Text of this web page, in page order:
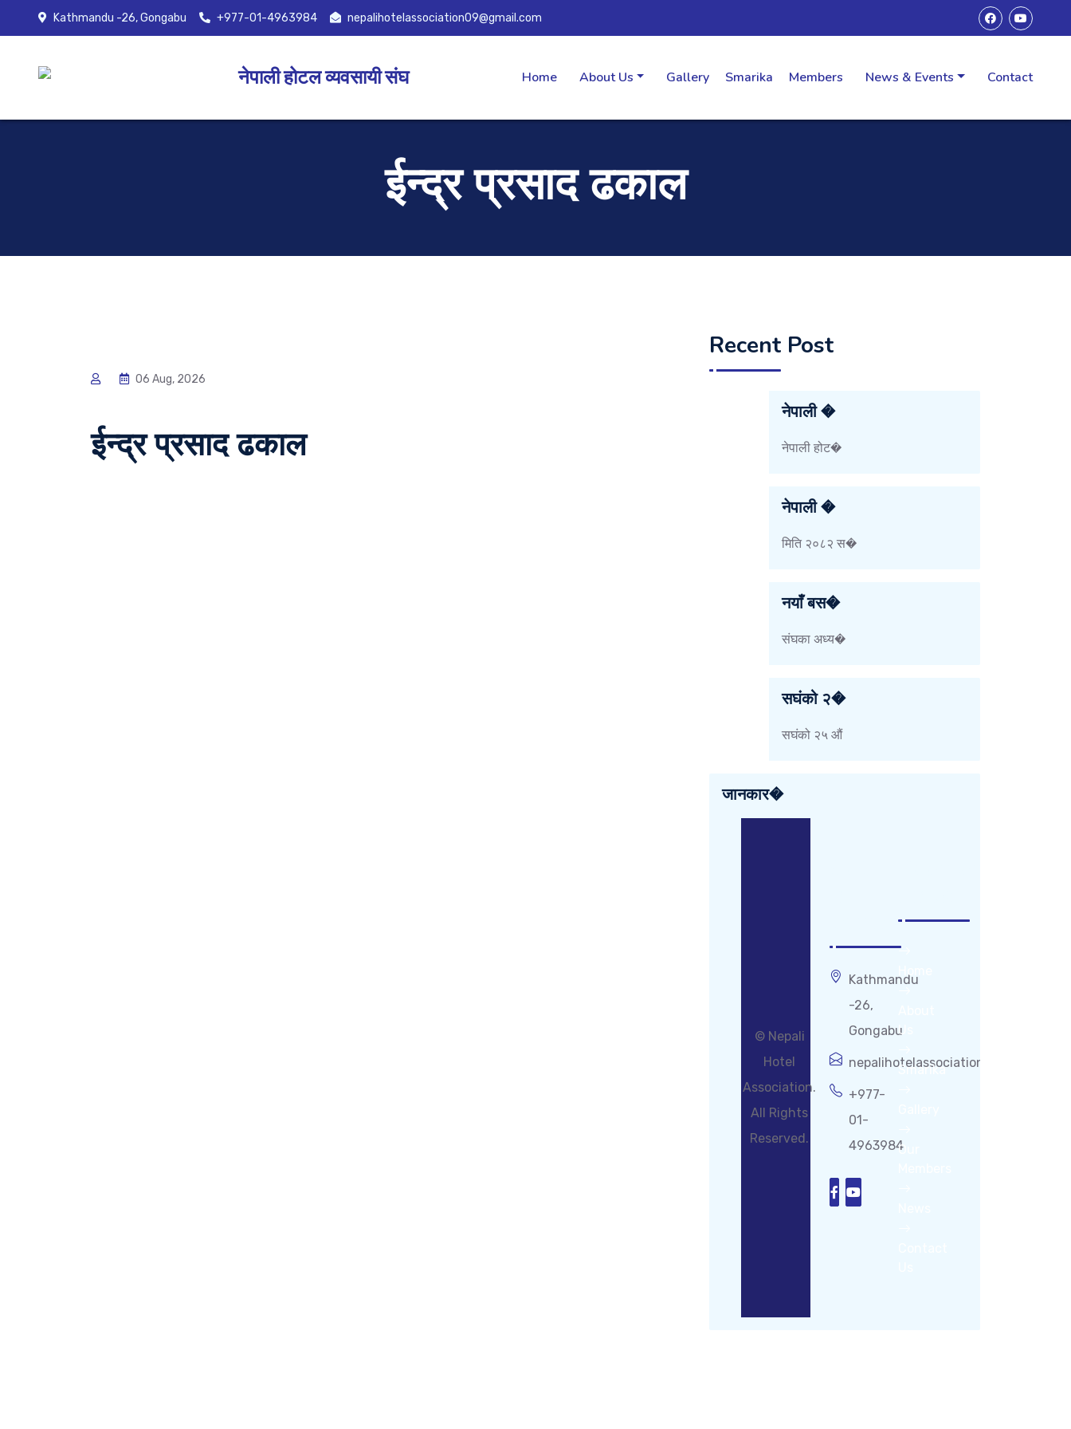
Kathmandu -26, Gongabu +977-01-4963984 nepalihotelassociation09@gmail.com
नेपाली होटल व्यवसायी संघ Home About Us Gallery Smarika Members News & Events Contact
ईन्द्र प्रसाद ढकाल
06 Aug, 2026
ईन्द्र प्रसाद ढकाल
Recent Post
नेपाली �
नेपाली होट�
नेपाली �
मिति २०८२ स�
नयाँ बस�
संघका अध्य�
सघंको २�
सघंको २५ औं
जानकार�
© Nepali
Hotel
Association.
All Rights
Reserved.
Kathmandu
-26,
Gongabu
+977-
01-
4963984
Home
Us
Smarika
Our